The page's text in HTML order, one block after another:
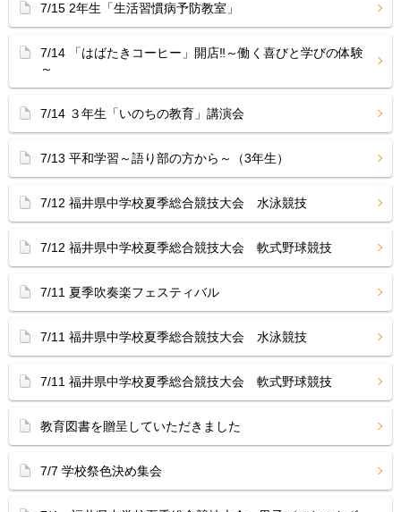
7/15 2年生「生活習慣病予防教室」
7/14 「はばたきコーヒー」開店‼︎～働く喜びと学びの体験
～
7/14 ３年生「いのちの教育」講演会
7/13 平和学習～語り部の方から～（3年生）
7/12 福井県中学校夏季総合競技大会 水泳競技
7/12 福井県中学校夏季総合競技大会 軟式野球競技
7/11 夏季吹奏楽フェスティバル
7/11 福井県中学校夏季総合競技大会 水泳競技
7/11 福井県中学校夏季総合競技大会 軟式野球競技
教育図書を贈呈していただきました
7/7 学校祭色決め集会